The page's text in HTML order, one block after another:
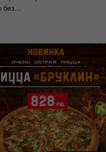
без…